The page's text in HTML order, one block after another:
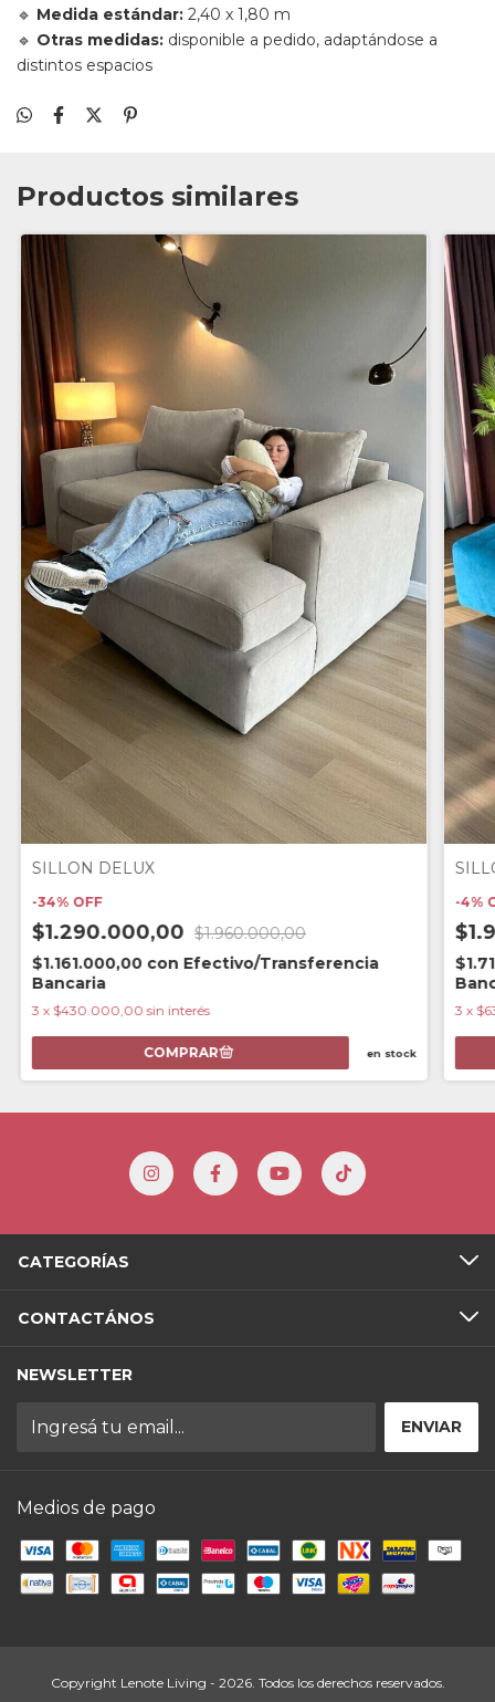
🔹 Medida estándar: 2,40 x 1,80 m
🔹 Otras medidas: disponible a pedido, adaptándose a
distintos espacios
Productos similares
SILLON DELUX
-34% OFF
$1.290.000,00 $1.960.000,00
$1.161.000,00 con Efectivo/Transferencia
Bancaria
3 x $430.000,00 sin interés
en stock
-4%
3 x
CATEGORÍAS
CONTACTÁNOS
NEWSLETTER
Medios de pago
Copyright Lenote Living - 2026. Todos los derechos reservados.